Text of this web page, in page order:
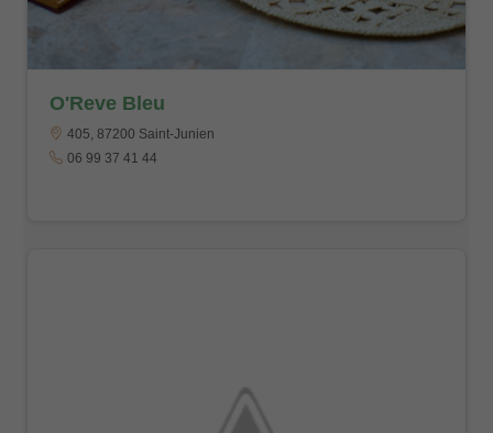
O'Reve Bleu
405, 87200 Saint-Junien
06 99 37 41 44